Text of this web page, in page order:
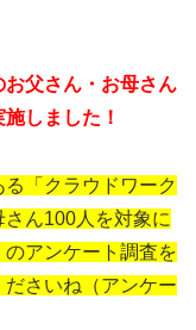
父さん・お母さん
しました！
「クラウドワーク
ん100人を対象に
のアンケート調査を
さいね（アンケー